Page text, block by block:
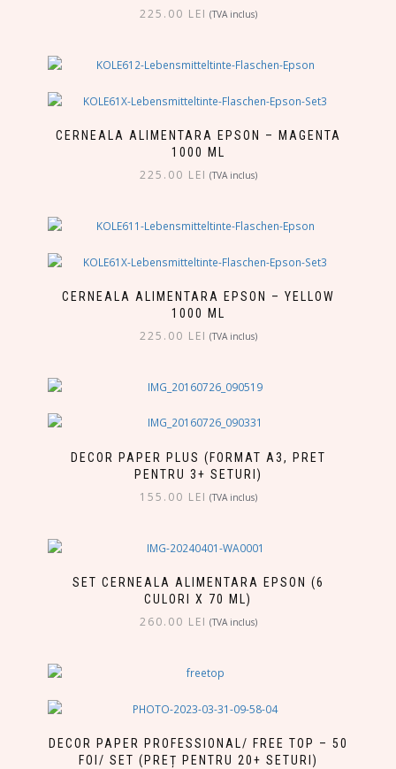
225.00 LEI (TVA inclus)
CERNEALA ALIMENTARA EPSON – MAGENTA
1000 ML
225.00 LEI (TVA inclus)
CERNEALA ALIMENTARA EPSON – YELLOW
1000 ML
225.00 LEI (TVA inclus)
DECOR PAPER PLUS (FORMAT A3, PRET
PENTRU 3+ SETURI)
155.00 LEI (TVA inclus)
SET CERNEALA ALIMENTARA EPSON (6
CULORI X 70 ML)
260.00 LEI (TVA inclus)
DECOR PAPER PROFESSIONAL/ FREE TOP – 50
FOI/ SET (PREȚ PENTRU 20+ SETURI)